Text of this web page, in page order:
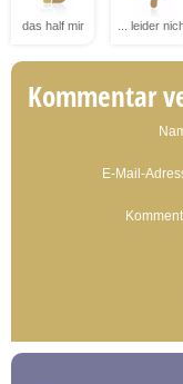
das half mir ... leider
Kommentar
E-Mail-